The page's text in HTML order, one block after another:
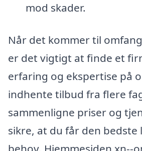
mod skader.
Når det kommer til
er det vigtigt at finde et
erfaring og ekspertise på
indhente tilbud fra flere
sammenligne priser og
sikre, at du får den bedste